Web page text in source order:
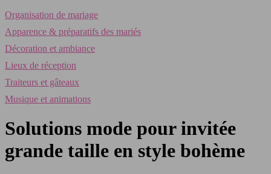
Organisation de mariage
Apparence & préparatifs des mariés
Décoration et ambiance
Lieux de réception
Traiteurs et gâteaux
Musique et animations
Solutions mode pour invitée
grande taille en style bohème